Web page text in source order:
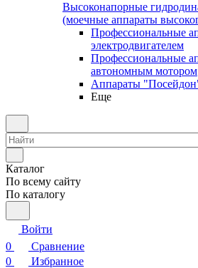
Высоконапорные
(моечные аппараты
Профессиональные
электродвигателем
Профессиональные
автономным мотором
Аппараты
Еще
Каталог
По всему сайту
По каталогу
Войти
0
Сравнение
0
Избранное